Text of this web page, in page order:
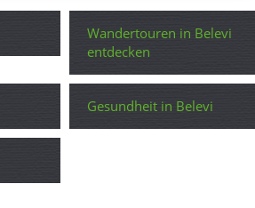
Wandertouren in Belevi
entdecken
Gesundheit in Belevi